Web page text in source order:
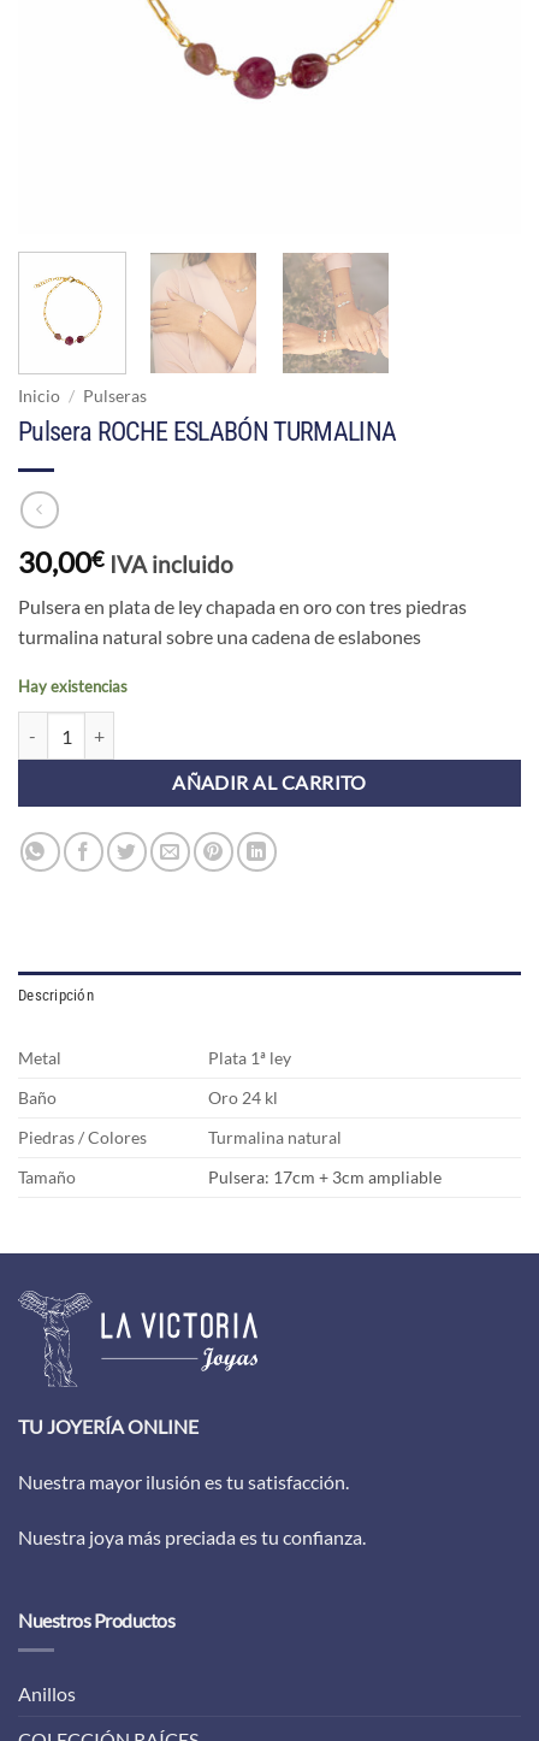
Inicio / Pulseras
Pulsera ROCHE ESLABÓN TURMALINA
30,00€ IVA incluido
Pulsera en plata de ley chapada en oro con tres piedras
turmalina natural sobre una cadena de eslabones
Hay existencias
AÑADIR AL CARRITO
Descripción
Metal
Plata 1ª ley
Baño
Oro 24 kl
Piedras / Colores
Turmalina natural
Tamaño
Pulsera: 17cm + 3cm ampliable
TU JOYERÍA ONLINE
Nuestra mayor ilusión es tu satisfacción.
Nuestra joya más preciada es tu confianza.
Nuestros Productos
Anillos